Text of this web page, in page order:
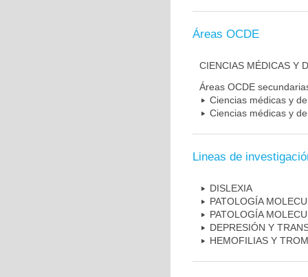
Áreas OCDE
CIENCIAS MÉDICAS Y
Áreas OCDE
Ciencias médicas y
Ciencias médicas y
Lineas de
DISLEXIA
PATOLOGÍA
PATOLOGÍA
DEPRESIÓN Y
HEMOFILIAS Y